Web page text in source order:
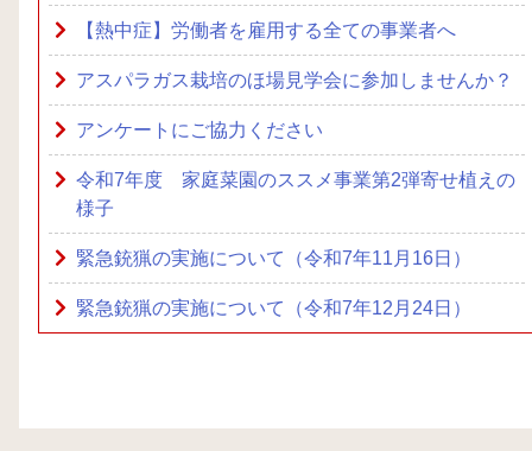
【熱中症】労働者を雇用する全ての事業者へ
アスパラガス栽培のほ場見学会に参加しませんか？
アンケートにご協力ください
令和7年度 家庭菜園のススメ事業第2弾寄せ植えの
様子
緊急銃猟の実施について（令和7年11月16日）
緊急銃猟の実施について（令和7年12月24日）